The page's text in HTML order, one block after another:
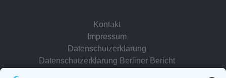
Kontakt
Impressum
Datenschutzerklärung
Datenschutzerklärung Berliner Bericht